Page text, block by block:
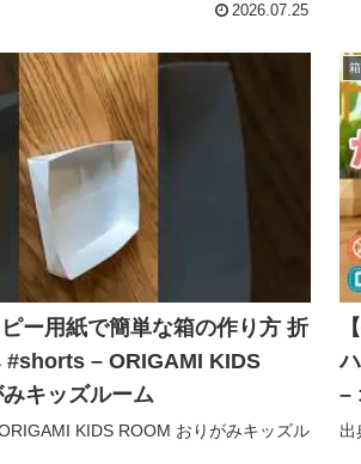
2026.07.25
ー用紙で簡単な箱の作り方 折
#shorts – ORIGAMI KIDS
キッズルーム
KIDS ROOM おりがみキッズル
箱
–
出